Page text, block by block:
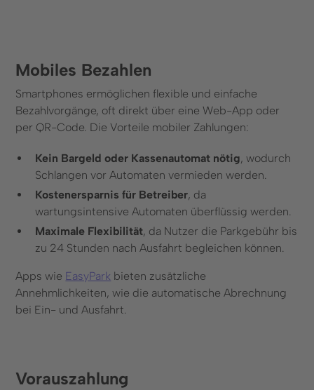
Mobiles Bezahlen
Smartphones ermöglichen flexible und einfache
Bezahlvorgänge, oft direkt über eine Web-App oder
per QR-Code. Die Vorteile mobiler Zahlungen:
Kein Bargeld oder Kassenautomat nötig, wodurch
Schlangen vor Automaten vermieden werden.
Kostenersparnis für Betreiber, da
wartungsintensive Automaten überflüssig werden.
Maximale Flexibilität, da Nutzer die Parkgebühr bis
zu 24 Stunden nach Ausfahrt begleichen können.
Apps wie EasyPark bieten zusätzliche
Annehmlichkeiten, wie die automatische Abrechnung
bei Ein- und Ausfahrt.
Vorauszahlung